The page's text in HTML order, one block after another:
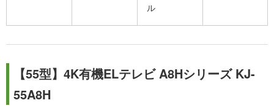
ル
【55型】4K有機ELテレビ A8Hシリーズ KJ-
55A8H